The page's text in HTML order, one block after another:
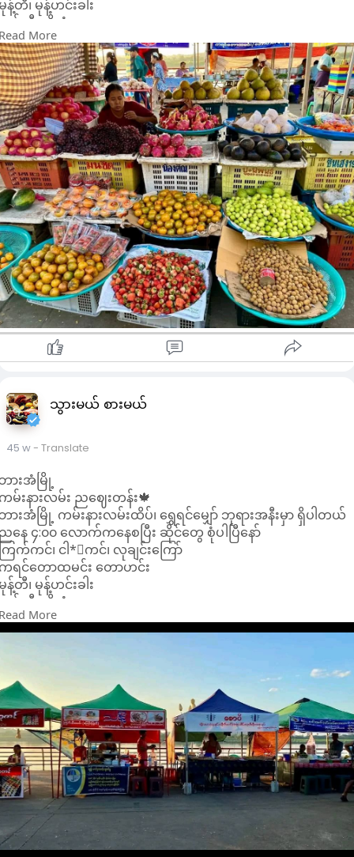
န့်တီ၊ မုန့်ဟင်းခါး
စ်သီးမျိုးစုံ
င်းရိုးရာအစာ:အစာ၊ ဗမာရျုးရာအစာ:အစာ၊ ကရင်ရိုးရာအစာ:အစာ
ရရှိပါတယ်
ခါအခွင့်ကြုံရင် ဘားအံကို လာလည်တဲ့အခါ ညဈေးတန်းလေးကို
ည်း ဝင်လည်ဖို့လည်းမမေ့နဲ့နော်😍
Paoh Stars
ားအံ ခရီးသွား(ဓာတ်ပုံ)
More
သွားမယ် စားမယ်
45 w- Translate
ားအံမြို့
မ်းနားလမ်း ညဈေးတန်း🍁
ားအံမြို့ ကမ်းနားလမ်းထိပ်၊ ရွှေရင်မျှော် ဘုရားအနီးမှာ ရှိပါတယ်
နေ ၄:၀၀ လောက်ကနေစပြီး ဆိုင်တွေ စုံပါပြီနော်
ြက်ကင်၊ ငါ*းကင်၊ လုချင်းကြော်
ရင်တောထမင်း တောဟင်း
န့်တီ၊ မုန့်ဟင်းခါး
စ်သီးမျိုးစုံ
င်းရိုးရာအစာ:အစာ၊ ဗမာရျုးရာအစာ:အစာ၊ ကရင်ရိုးရာအစာ:အစာ
ရရှိပါတယ်
Paoh Stars
ားအံ ခရီးသွား(ဓာတ်ပုံ)
More